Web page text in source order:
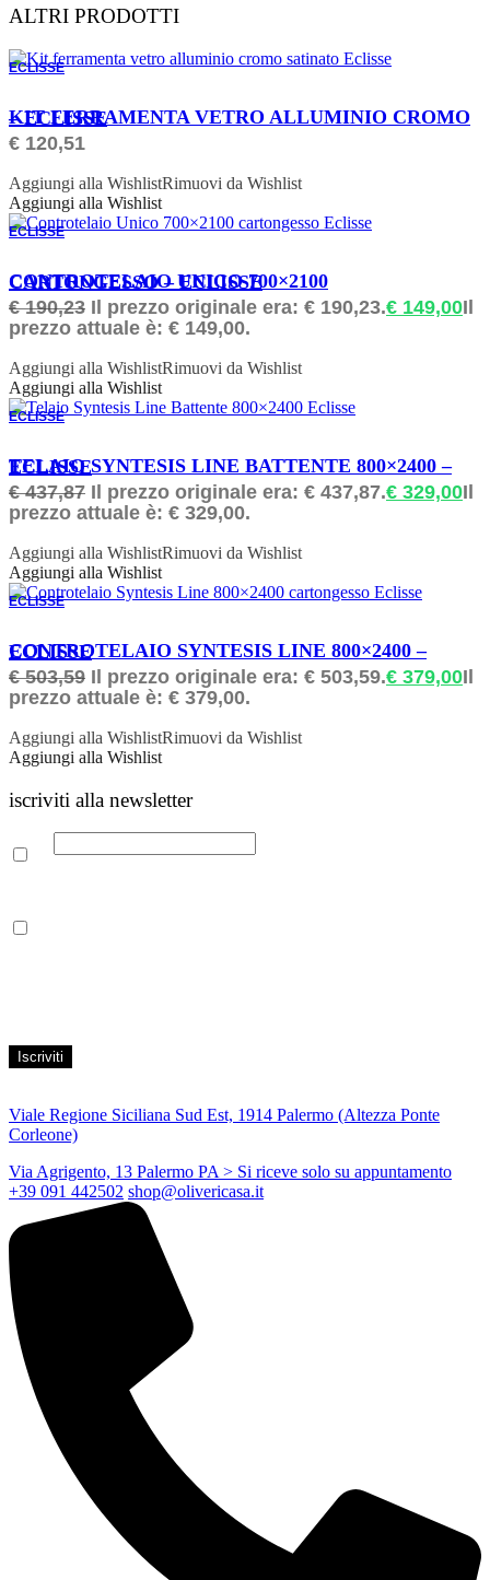
ALTRI PRODOTTI
ECLISSE
ORDINABILE
KIT FERRAMENTA VETRO ALLUMINIO CROMO – ECLISSE
€ 120,51
Aggiungi alla WishlistRimuovi da Wishlist
Aggiungi alla Wishlist
ECLISSE
ORDINABILE
CONTROTELAIO UNICO 700×2100 CARTONGESSO – ECLISSE
€190,23 Il prezzo originale era: € 190,23.€ 149,00Il
prezzo attuale è: € 149,00.
Aggiungi alla WishlistRimuovi da Wishlist
Aggiungi alla Wishlist
ECLISSE
ORDINABILE
TELAIO SYNTESIS LINE BATTENTE 800×2400 – ECLISSE
€437,87 Il prezzo originale era: € 437,87.€ 329,00Il
prezzo attuale è: € 329,00.
Aggiungi alla WishlistRimuovi da Wishlist
Aggiungi alla Wishlist
ECLISSE
ORDINABILE
CONTROTELAIO SYNTESIS LINE 800×2400 – ECLISSE
€503,59 Il prezzo originale era: € 503,59.€ 379,00Il
prezzo attuale è: € 379,00.
Aggiungi alla WishlistRimuovi da Wishlist
Aggiungi alla Wishlist
iscriviti alla newsletter
Viale Regione Siciliana Sud Est, 1914 Palermo (Altezza Ponte
Corleone)
Via Agrigento, 13 Palermo PA > Si riceve solo su appuntamento
+39 091 442502 shop@olivericasa.it